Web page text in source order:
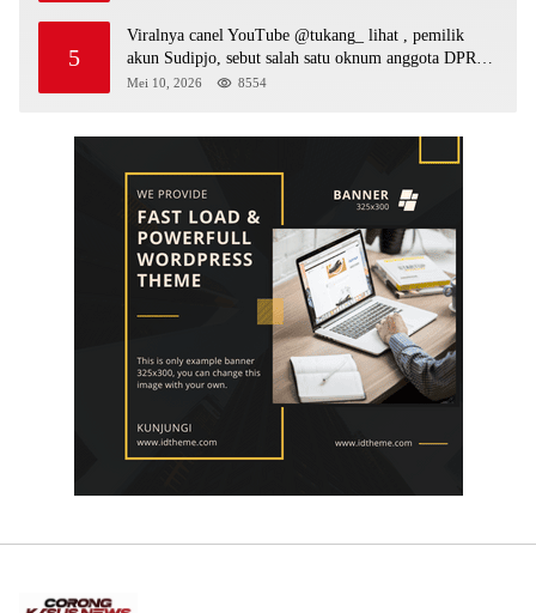
5
Viralnya canel YouTube @tukang_ lihat , pemilik
akun Sudipjo, sebut salah satu oknum anggota DPRD
mempawah terlibat sebagai cukong peti Kapolda yang
Mei 10, 2026 8554